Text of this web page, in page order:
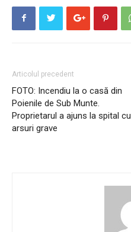
Articolul precedent
FOTO: Incendiu la o casă din
Poienile de Sub Munte.
Proprietarul a ajuns la spital cu
arsuri grave